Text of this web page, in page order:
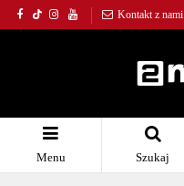
Kontakt z nami
Menu Szukaj